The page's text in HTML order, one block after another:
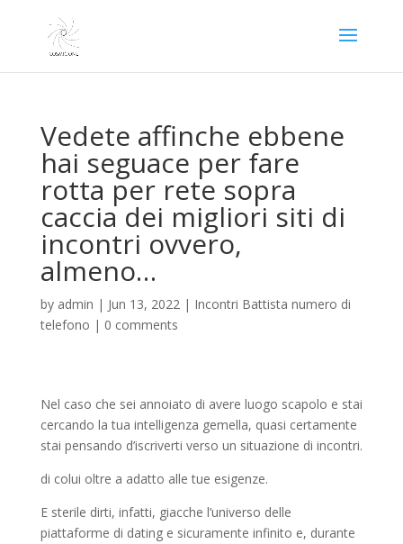
Vedete affinche ebbene
hai seguace per fare
rotta per rete sopra
caccia dei migliori siti di
incontri ovvero,
almeno…
by admin | Jun 13, 2022| Incontri Battista numero di
telefono | 0 comments
Nel caso che sei annoiato di avere luogo scapolo e stai
cercando la tua intelligenza gemella, quasi certamente
stai pensando d’iscriverti verso un situazione di incontri.
di colui oltre a adatto alle tue esigenze.
E sterile dirti, infatti, giacche l’universo delle
piattaforme di dating e sicuramente infinito e, durante